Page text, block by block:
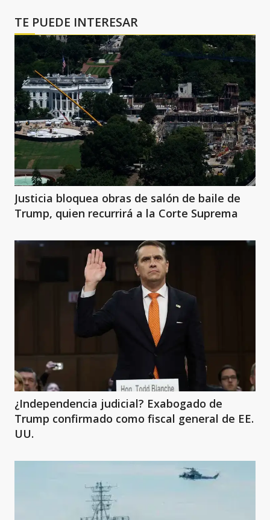
TE PUEDE INTERESAR
Justicia bloquea obras de salón de baile de
Trump, quien recurrirá a la Corte Suprema
¿Independencia judicial? Exabogado de
Trump confirmado como fiscal general de EE.
UU.